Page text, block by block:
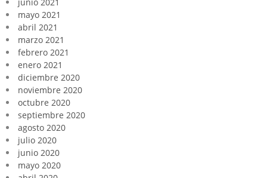
mayo 2021
abril 2021
marzo 2021
febrero 2021
enero 2021
diciembre 2020
noviembre 2020
octubre 2020
septiembre 2020
agosto 2020
julio 2020
junio 2020
mayo 2020